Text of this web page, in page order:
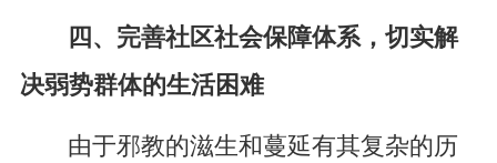
四、完善社区社会保障体系，切实解
决弱势群体的生活困难
由于邪教的滋生和蔓延有其复杂的历